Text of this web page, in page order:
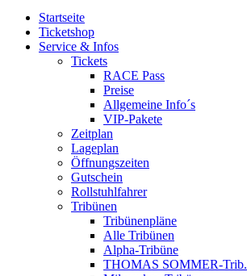
Startseite
Ticketshop
Service & Infos
Tickets
RACE Pass
Preise
Allgemeine Info´s
VIP-Pakete
Zeitplan
Lageplan
Öffnungszeiten
Gutschein
Rollstuhlfahrer
Tribünen
Tribünenpläne
Alle Tribünen
Alpha-Tribüne
THOMAS SOMMER-Trib.